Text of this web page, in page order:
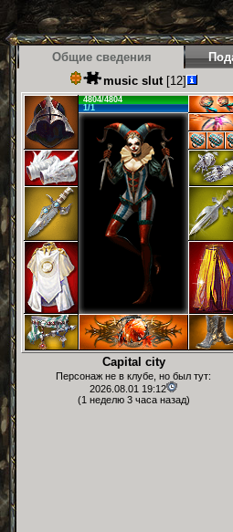
Общие сведения
music slut[12]
4804/4804
1/1
Capital city
Персонаж не в клубе, но был тут:
2026.08.01 19:12
(1 неделю 3 часа назад)